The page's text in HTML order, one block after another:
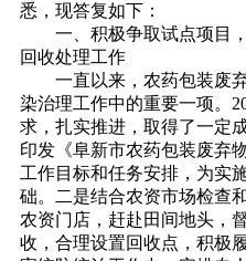
悉，现答复如下：
一、积极争取试点项目，
回收处理工作
一直以来，农药包装废弃
染治理工作中的重要一项。
求，扎实推进，取得了一定
印发《阜新市农药包装废弃
工作目标和任务安排，为实
础。二是结合农资市场检查
农资门店，赶赴田间地头，
收，合理设置回收点，积极